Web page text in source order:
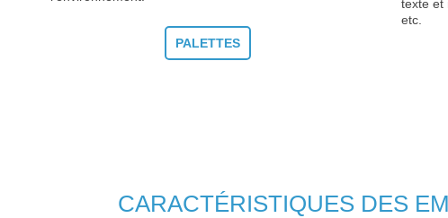
PALETTES
texte et
etc.
CARACTÉRISTIQUES DES